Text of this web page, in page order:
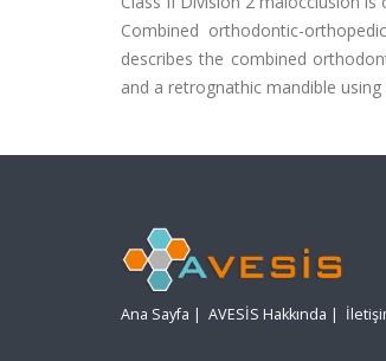
Combined orthodontic-
describes the combined
and a retrognathic mandible
Ana Sayfa | AVESİS Hakkında |